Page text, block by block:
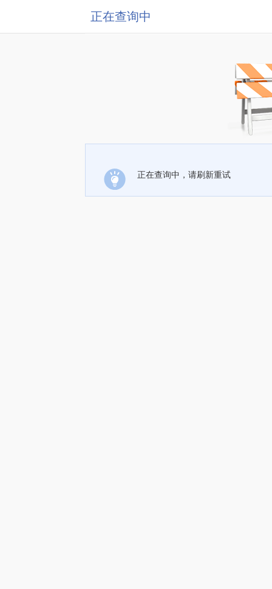
正在查询中
正在查询中，请刷新重试